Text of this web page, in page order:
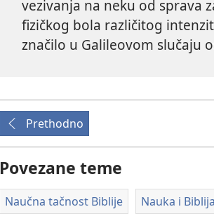
vezivanja na neku od sprava
fizičkog bola različitog
značilo u Galileovom slučaju
Prethodno
Povezane teme
Naučna tačnost Biblije Nauka i Biblija